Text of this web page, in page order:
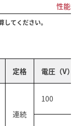
性能線
てください。
定格 電圧（V）
連続
100